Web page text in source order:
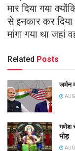
मार दिया गया
से इनकार कर दिया
मांगा गया था जहां
Related Posts
जर्मन
गणेश
भीड़